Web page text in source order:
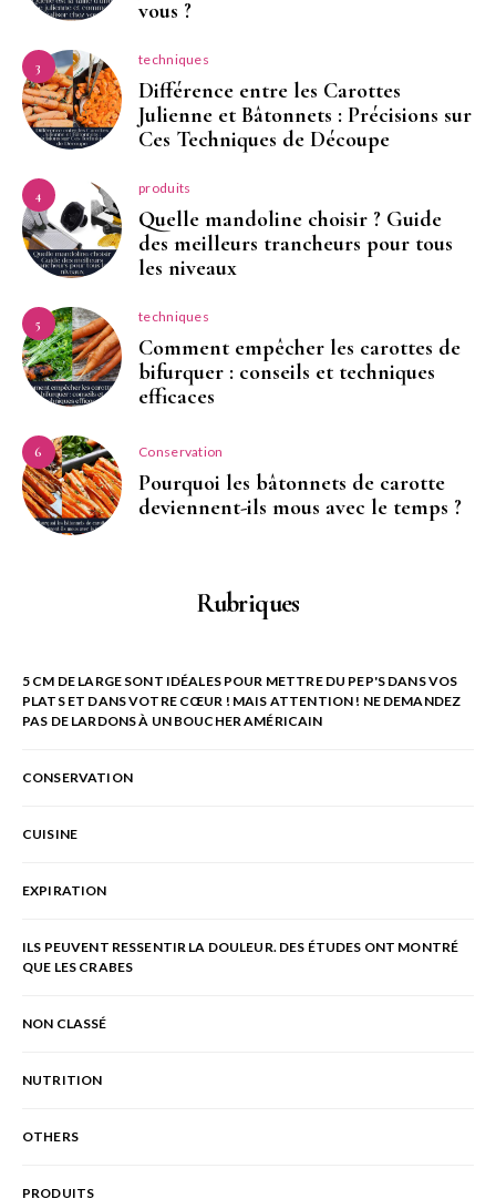
vous ?
3 techniques
Différence entre les Carottes
Julienne et Bâtonnets : Précisions sur
Ces Techniques de Découpe
4 produits
Quelle mandoline choisir ? Guide
des meilleurs trancheurs pour tous
les niveaux
5 techniques
Comment empêcher les carottes de
bifurquer : conseils et techniques
efficaces
6 Conservation
Pourquoi les bâtonnets de carotte
deviennent-ils mous avec le temps ?
Rubriques
5 CM DE LARGE SONT IDÉALES POUR METTRE DU PEP'S DANS VOS
PLATS ET DANS VOTRE CŒUR ! MAIS ATTENTION ! NE DEMANDEZ
PAS DE LARDONS À UN BOUCHER AMÉRICAIN
CONSERVATION
CUISINE
EXPIRATION
ILS PEUVENT RESSENTIR LA DOULEUR. DES ÉTUDES ONT MONTRÉ
QUE LES CRABES
NON CLASSÉ
NUTRITION
OTHERS
PRODUITS